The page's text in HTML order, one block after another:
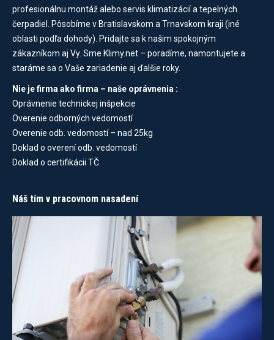
profesionálnu montáž alebo servis klimatizácií a tepelných
čerpadiel. Pôsobíme v Bratislavskom a Trnavskom kraji (iné
oblasti podľa dohody). Pridajte sa k našim spokojným
zákazníkom aj Vy. Sme Klimy.net – poradíme, namontujete a
staráme sa o Vaše zariadenie aj ďalšie roky.
Nie je firma ako firma – naše oprávnenia :
Oprávnenie technickej inšpekcie
Overenie odborných vedomostí
Overenie odb. vedomostí – nad 25kg
Doklad o overení odb. vedomostí
Doklad o certifikácii TČ
Náš tím v pracovnom nasadení